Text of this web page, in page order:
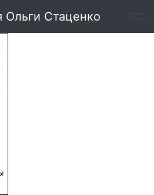
Ольги Стаценко